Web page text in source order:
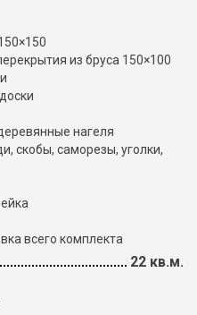
из бруса 150×100
нагеля
скобы, саморезы, уголки,
всего комплекта
22 кв.м.